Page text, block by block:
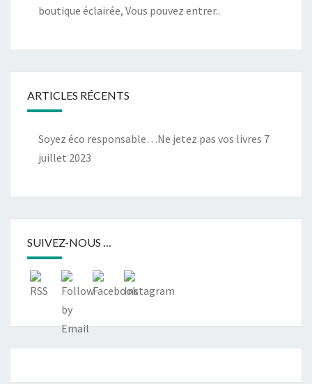
boutique éclairée, Vous pouvez entrer..
ARTICLES RÉCENTS
Soyez éco responsable…Ne jetez pas vos livres 7
juillet 2023
SUIVEZ-NOUS …